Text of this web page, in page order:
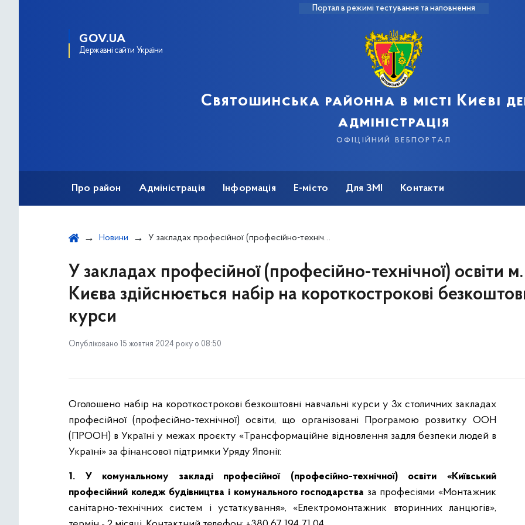
Портал в режимі тестування та наповнення
GOV.UA
Державні сайти України
Святошинська районна в місті Києві
адміністрація
офіційний вебпортал
Про район Адміністрація Інформація Е-місто Для ЗМІ Контакти
Новини У закладах професійної (професійно-технічної) освіти м. Києва здійснюється набір на короткострокові безкоштовні курси
У закладах професійної (професійно-технічної) освіти м.
Києва здійснюється набір на короткострокові
курси
Опубліковано 15 жовтня 2024 року о 08:50
Оголошено набір на короткострокові безкоштовні навчальні курси у 3х столичних закладах
професійної (професійно-технічної) освіти, що організовані Програмою розвитку ООН
(ПРООН) в Україні у межах проєкту «Трансформаційне відновлення задля безпеки людей в
Україні» за фінансової підтримки Уряду Японії:
1. У комунальному закладі професійної (професійно-технічної) освіти «Київський
професійний коледж будівництва і комунального господарства за професіями «Монтажник
санітарно-технічних систем і устаткування», «Електромонтажник вторинних ланцюгів»,